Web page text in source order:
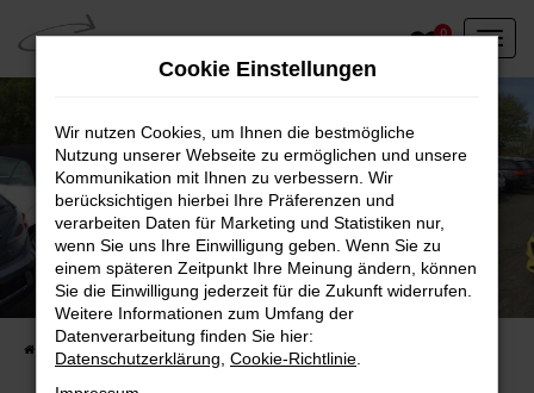
Zum
Hauptinhalt
springen
0
Unser Fahrzeugbestand vor Ort
Entdecken Sie unsere sofort verfügbaren
Fahrzeugangebote
Cookie Einstellungen
Wir nutzen Cookies, um Ihnen die bestmögliche
Nutzung unserer Webseite zu ermöglichen und unsere
Kommunikation mit Ihnen zu verbessern. Wir
berücksichtigen hierbei Ihre Präferenzen und
verarbeiten Daten für Marketing und Statistiken nur,
wenn Sie uns Ihre Einwilligung geben. Wenn Sie zu
einem späteren Zeitpunkt Ihre Meinung ändern, können
Sie die Einwilligung jederzeit für die Zukunft widerrufen.
Weitere Informationen zum Umfang der
Datenverarbeitung finden Sie hier:
Datenschutzerklärung Cookie-Richtlinie